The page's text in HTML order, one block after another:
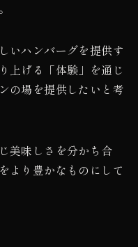
いハンバーグを提供す
上げる「体験」を通じ
の場を提供したいと考
美味しさを分かち合
より豊かなものにして